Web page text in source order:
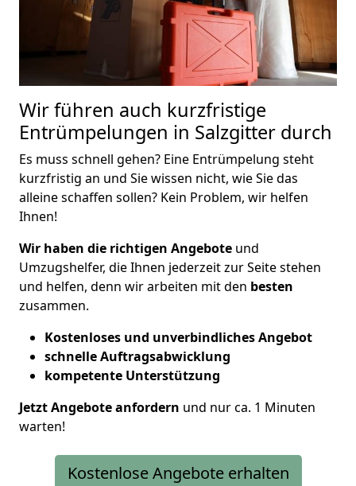
Wir führen auch kurzfristige
Entrümpelungen in Salzgitter durch
Es muss schnell gehen? Eine Entrümpelung steht
kurzfristig an und Sie wissen nicht, wie Sie das
alleine schaffen sollen? Kein Problem, wir helfen
Ihnen!
Wir haben die richtigen Angebote und
Umzugshelfer, die Ihnen jederzeit zur Seite stehen
und helfen, denn wir arbeiten mit den besten
zusammen.
Kostenloses und unverbindliches Angebot
schnelle Auftragsabwicklung
kompetente Unterstützung
Jetzt Angebote anfordern und nur ca. 1 Minuten
warten!
Kostenlose Angebote erhalten